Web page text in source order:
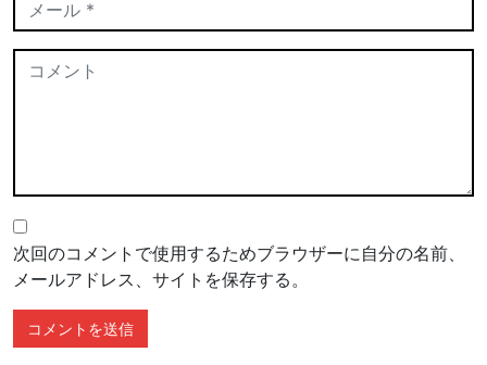
次回のコメントで使用するためブラウザーに自分の名前、
メールアドレス、サイトを保存する。